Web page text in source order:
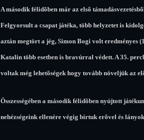
A második félidõben már az elsõ
Felgyorsult a csapat játéka, több helyzetet is
aztán megtört a jég, Simon Bogi volt eredményes
Katalin több esetben is bravúrral védett. A 35.
voltak még lehetõségek hogy tovább növeljük az
Összességében a második félidõben nyújtott
nehézségeink ellenére végig bírtuk erõvel és